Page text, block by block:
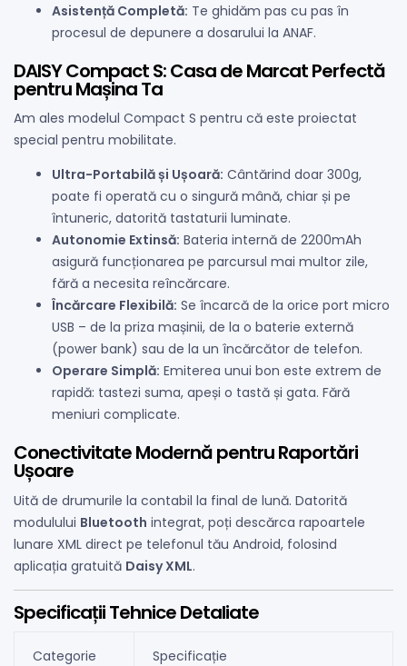
Asistență Completă: Te ghidăm pas cu pas în
procesul de depunere a dosarului la ANAF.
DAISY Compact S: Casa de Marcat Perfectă
pentru Mașina Ta
Am ales modelul Compact S pentru că este proiectat
special pentru mobilitate.
Ultra-Portabilă și Ușoară: Cântărind doar 300g,
poate fi operată cu o singură mână, chiar și pe
întuneric, datorită tastaturii luminate.
Autonomie Extinsă: Bateria internă de 2200mAh
asigură funcționarea pe parcursul mai multor zile,
fără a necesita reîncărcare.
Încărcare Flexibilă: Se încarcă de la orice port micro
USB – de la priza mașinii, de la o baterie externă
(power bank) sau de la un încărcător de telefon.
Operare Simplă: Emiterea unui bon este extrem de
rapidă: tastezi suma, apeși o tastă și gata. Fără
meniuri complicate.
Conectivitate Modernă pentru Raportări
Ușoare
Uită de drumurile la contabil la final de lună. Datorită
modulului Bluetooth integrat, poți descărca rapoartele
lunare XML direct pe telefonul tău Android, folosind
aplicația gratuită Daisy XML.
Specificații Tehnice Detaliate
Categorie Specificație